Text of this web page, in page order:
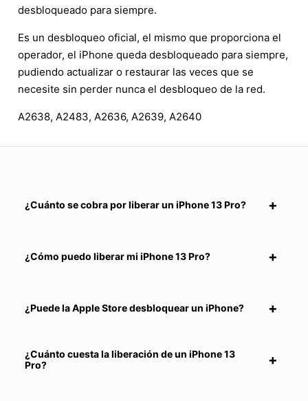
desbloqueado para siempre.
Es un desbloqueo oficial, el mismo que proporciona el
operador, el iPhone queda desbloqueado para siempre,
pudiendo actualizar o restaurar las veces que se
necesite sin perder nunca el desbloqueo de la red.
A2638, A2483, A2636, A2639, A2640
¿Cuánto se cobra por liberar un iPhone 13 Pro?
¿Cómo puedo liberar mi iPhone 13 Pro?
¿Puede la Apple Store desbloquear un iPhone?
¿Cuánto cuesta la liberación de un iPhone 13
Pro?